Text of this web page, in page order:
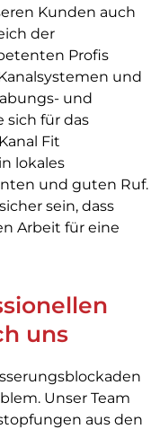
Kunden auch
der
Profis
und
und
sich für das
Fit
lokales
und guten Ruf.
sein, dass
Arbeit für eine
uns
Unser Team
aus den